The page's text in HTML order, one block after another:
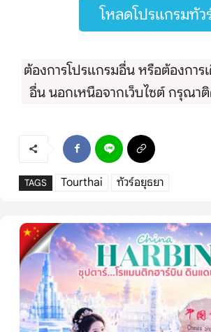
โหลดโปรแกรมทัว
ต้องการโปรแกรมอื่น หรือต้องการเ
อื่น นอกเหนือจากเว็บไซต์ กรุณา
TAGS Tourthai ทัวร์อยุธยา